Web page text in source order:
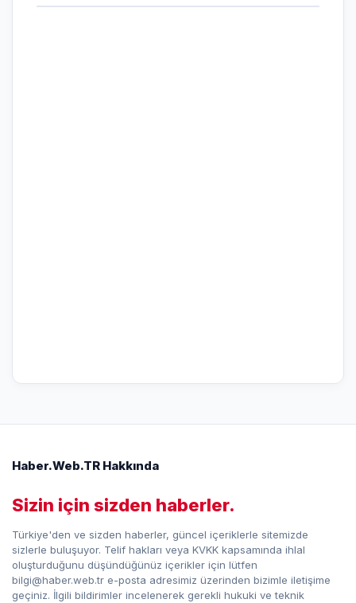
Haber.Web.TR Hakkında
Sizin için sizden haberler.
Türkiye'den ve sizden haberler, güncel içeriklerle sitemizde
sizlerle buluşuyor. Telif hakları veya KVKK kapsamında ihlal
oluşturduğunu düşündüğünüz içerikler için lütfen
bilgi@haber.web.tr e-posta adresimiz üzerinden bizimle iletişime
geçiniz. İlgili bildirimler incelenerek gerekli hukuki ve teknik